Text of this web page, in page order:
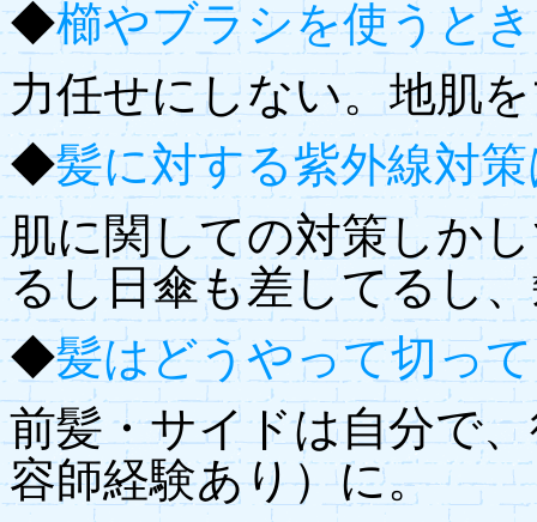
◆櫛やブラシを使うと
力任せにしない。地肌
◆髪に対する紫外線対
肌に関しての対策しか
るし日傘も差してるし
◆髪はどうやって切っ
前髪・サイドは自分で
容師経験あり）に。